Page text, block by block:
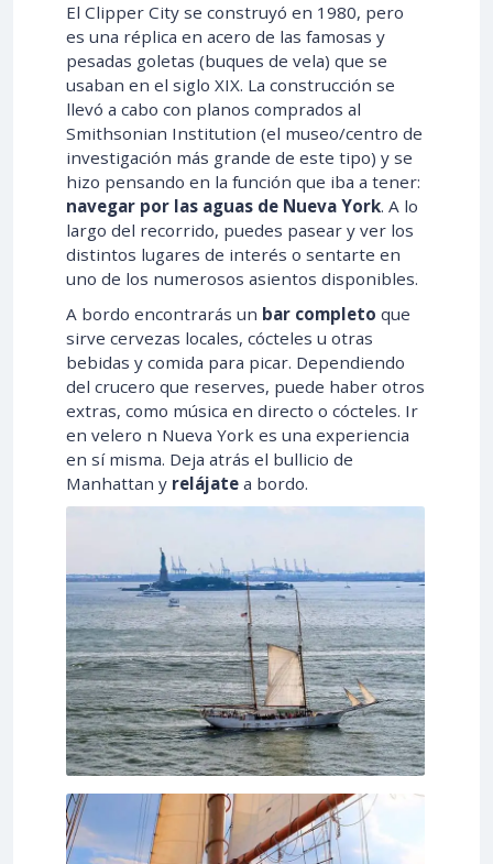
El Clipper City se construyó en 1980, pero
es una réplica en acero de las famosas y
pesadas goletas (buques de vela) que se
usaban en el siglo XIX. La construcción se
llevó a cabo con planos comprados al
Smithsonian Institution (el museo/centro de
investigación más grande de este tipo) y se
hizo pensando en la función que iba a tener:
navegar por las aguas de Nueva York. A lo
largo del recorrido, puedes pasear y ver los
distintos lugares de interés o sentarte en
uno de los numerosos asientos disponibles.
A bordo encontrarás un bar completo que
sirve cervezas locales, cócteles u otras
bebidas y comida para picar. Dependiendo
del crucero que reserves, puede haber otros
extras, como música en directo o cócteles. Ir
en velero n Nueva York es una experiencia
en sí misma. Deja atrás el bullicio de
Manhattan y relájate a bordo.